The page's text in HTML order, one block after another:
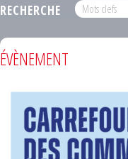
RECHERCHE
ÉVÈNEMENT